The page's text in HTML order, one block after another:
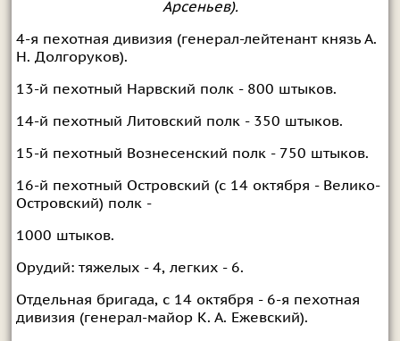
Арсеньев).
4-я пехотная дивизия (генерал-лейтенант князь А.
Н. Долгоруков).
13-й пехотный Нарвский полк - 800 штыков.
14-й пехотный Литовский полк - 350 штыков.
15-й пехотный Вознесенский полк - 750 штыков.
16-й пехотный Островский (с 14 октября - Велико-
Островский) полк -
1000 штыков.
Орудий: тяжелых - 4, легких - 6.
Отдельная бригада, с 14 октября - 6-я пехотная
дивизия (генерал-майор К. А. Ежевский).